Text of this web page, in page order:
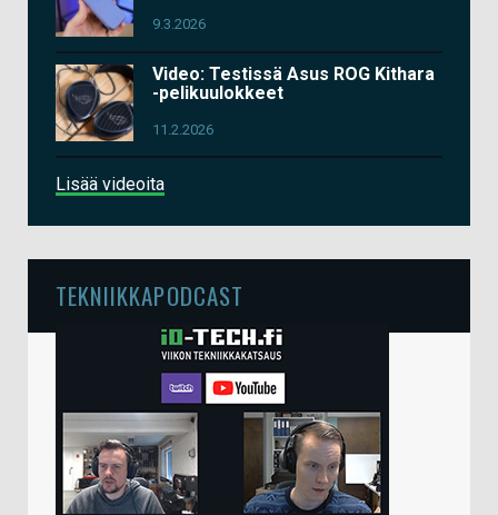
9.3.2026
Video: Testissä Asus ROG Kithara
-pelikuulokkeet
11.2.2026
Lisää videoita
TEKNIIKKAPODCAST